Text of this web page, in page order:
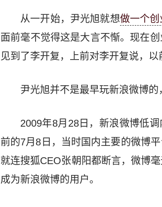
从一开始，尹光旭就想做一个
面前毫不觉得这是大言不惭。现在
见到了李开复，上前对李开复说，
尹光旭并不是最早玩新浪微博的
2009年8月28日，新浪微博低
前的7月8日，当时国内主要的微博
就连搜狐CEO张朝阳都断言，微博
成为新浪微博的用户。